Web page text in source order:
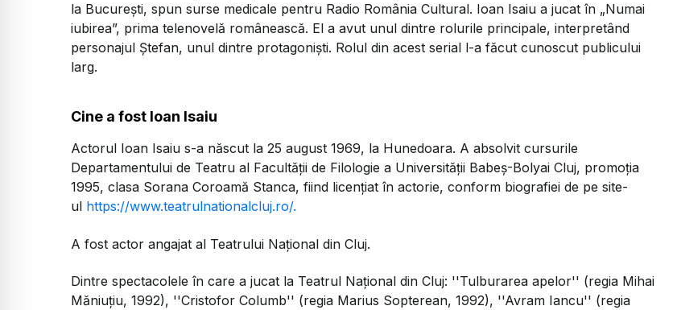
la București, spun surse medicale pentru Radio România Cultural. Ioan Isaiu a jucat în „Numai
iubirea”, prima telenovelă românească. El a avut unul dintre rolurile principale, interpretând
personajul Ștefan, unul dintre protagoniști. Rolul din acest serial l-a făcut cunoscut publicului
larg.
Cine a fost Ioan Isaiu
Actorul Ioan Isaiu s-a născut la 25 august 1969, la Hunedoara. A absolvit cursurile
Departamentului de Teatru al Facultăţii de Filologie a Universităţii Babeş-Bolyai Cluj, promoţia
1995, clasa Sorana Coroamă Stanca, fiind licenţiat în actorie, conform biografiei de pe site-
ul https://www.teatrulnationalcluj.ro/.
A fost actor angajat al Teatrului Naţional din Cluj.
Dintre spectacolele în care a jucat la Teatrul Naţional din Cluj: ''Tulburarea apelor'' (regia Mihai
Măniuţiu, 1992), ''Cristofor Columb'' (regia Marius Sopterean, 1992), ''Avram Iancu'' (regia